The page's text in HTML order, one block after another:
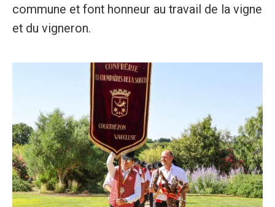
commune et font honneur au travail de la vigne
et du vigneron.